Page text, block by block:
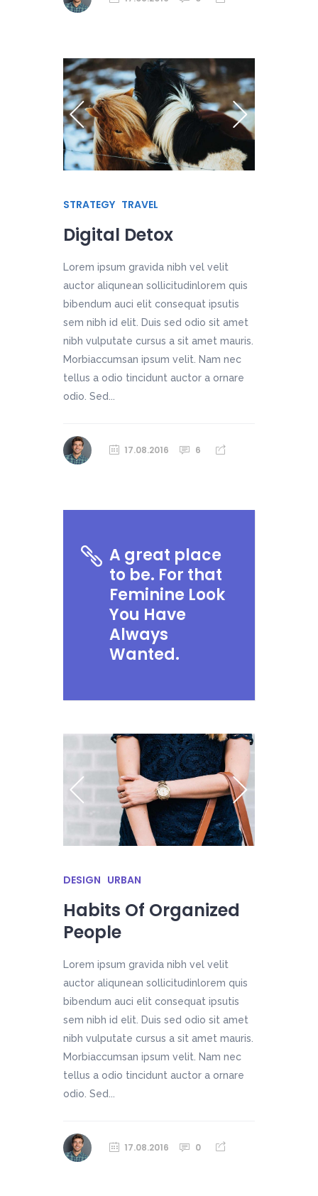
STRATEGY TRAVEL
Digital Detox
Lorem ipsum gravida nibh vel velit
auctor aliqunean sollicitudinlorem quis
bibendum auci elit consequat ipsutis
sem nibh id elit. Duis sed odio sit amet
nibh vulputate cursus a sit amet mauris.
Morbiaccumsan ipsum velit. Nam nec
tellus a odio tincidunt auctor a ornare
odio. Sed...
17.08.2016 6
A great place
to be. For that
Feminine Look
You Have
Always
Wanted.
DESIGN URBAN
Habits Of Organized
People
Lorem ipsum gravida nibh vel velit
auctor aliqunean sollicitudinlorem quis
bibendum auci elit consequat ipsutis
sem nibh id elit. Duis sed odio sit amet
nibh vulputate cursus a sit amet mauris.
Morbiaccumsan ipsum velit. Nam nec
tellus a odio tincidunt auctor a ornare
odio. Sed...
17.08.2016 0